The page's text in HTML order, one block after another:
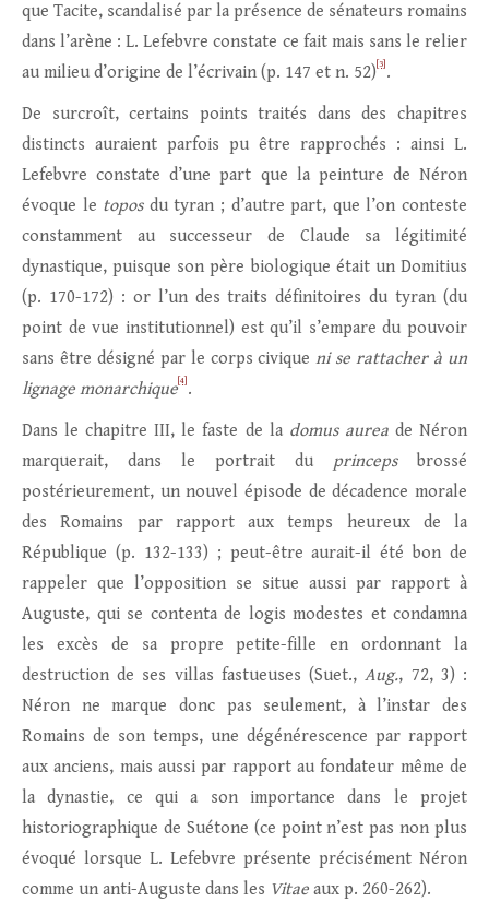
que Tacite, scandalisé par la présence de sénateurs romains
dans l’arène : L. Lefebvre constate ce fait mais sans le relier
au milieu d’origine de l’écrivain (p. 147 et n. 52)[3].
De surcroît, certains points traités dans des chapitres
distincts auraient parfois pu être rapprochés : ainsi L.
Lefebvre constate d’une part que la peinture de Néron
évoque le topos du tyran ; d’autre part, que l’on conteste
constamment au successeur de Claude sa légitimité
dynastique, puisque son père biologique était un Domitius
(p. 170-172) : or l’un des traits définitoires du tyran (du
point de vue institutionnel) est qu’il s’empare du pouvoir
sans être désigné par le corps civiqueni se rattacher à un
lignage monarchique[4].
Dans le chapitre III, le faste de la domus aureade Néron
marquerait, dans le portrait du princeps brossé
postérieurement, un nouvel épisode de décadence morale
des Romains par rapport aux temps heureux de la
République (p. 132-133) ; peut-être aurait-il été bon de
rappeler que l’opposition se situe aussi par rapport à
Auguste, qui se contenta de logis modestes et condamna
les excès de sa propre petite-fille en ordonnant la
destruction de ses villas fastueuses (Suet.,Aug., 72, 3) :
Néron ne marque donc pas seulement, à l’instar des
Romains de son temps, une dégénérescence par rapport
aux anciens, mais aussi par rapport au fondateur même de
la dynastie, ce qui a son importance dans le projet
historiographique de Suétone (ce point n’est pas non plus
évoqué lorsque L. Lefebvre présente précisément Néron
comme un anti-Auguste dans les Vitae aux p. 260-262).